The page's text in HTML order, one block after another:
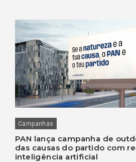
Campanhas
PAN lança campanha de
das causas do partido com
inteligência artificial